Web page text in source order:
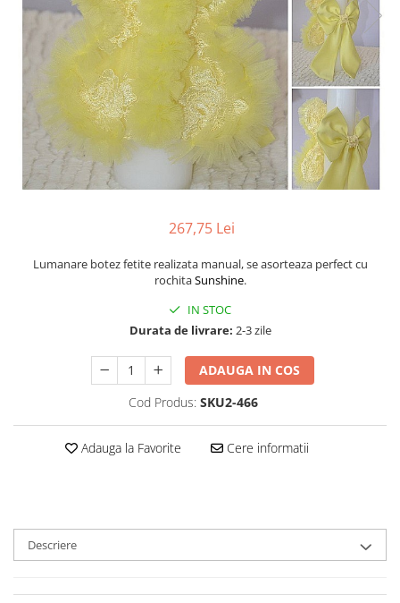
Cercei din aur dama
Cercei de aur lungi cu lant
Cercei din aur tortite
Cercei din aur alb
Cercei aur cu surub
267,75 Lei
Lumanare botez fetite realizata manual, se asorteaza perfect cu
rochitaSunshine.
IN STOC
Durata de livrare: 2-3 zile
ADAUGA IN COS
Cod Produs: SKU2-466
Adauga la Favorite Cere informatii
Descriere